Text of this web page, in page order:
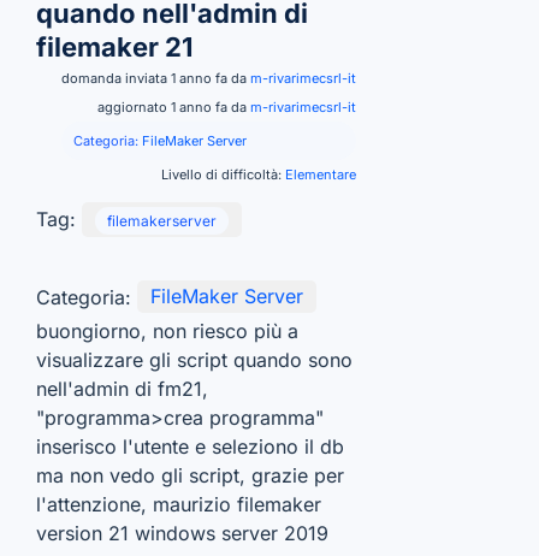
quando nell'admin di
filemaker 21
domanda inviata 1 anno fa da m-rivarimecsrl-it
aggiornato 1 anno fa da m-rivarimecsrl-it
Categoria: FileMaker Server
Livello di difficoltà: Elementare
Tag: filemakerserver
Categoria:
FileMaker Server
buongiorno, non riesco più a
visualizzare gli script quando sono
nell'admin di fm21,
"programma>crea programma"
inserisco l'utente e seleziono il db
ma non vedo gli script, grazie per
l'attenzione, maurizio filemaker
version 21 windows server 2019